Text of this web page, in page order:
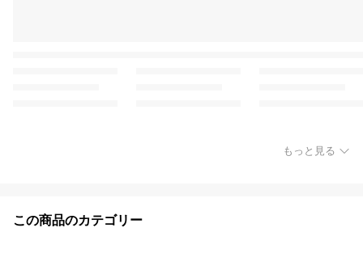
もっと見る
この商品のカテゴリー